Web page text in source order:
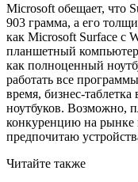
Microsoft обещает, что
903 грамма, а его
как Microsoft Surface с
планшетный
как полноценный
работать все
время, бизнес-таблетка
ноутбуков. Возможно,
конкуренцию на рынке
предпочитаю
Читайте также